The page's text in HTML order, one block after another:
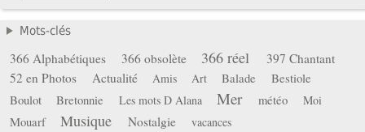
Mots-clés
366 Alphabétiques 366 obsolète 366 réel
397 Chantant
52 en Photos
Actualité Amis Art Balade
Bestiole
Boulot
Bretonnie Les mots D Alana Mer météo Moi
Mouarf Musique Nostalgie
vacances